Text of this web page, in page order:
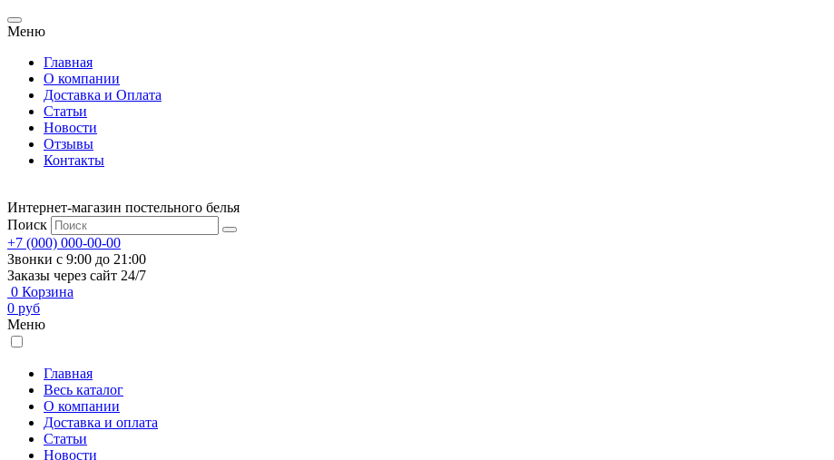
Меню
Главная
О компании
Доставка и Оплата
Статьи
Новости
Отзывы
Контакты
Интернет-магазин постельного белья
Поиск
+7 (000) 000-00-00
Звонки с 9:00 до 21:00
Заказы через сайт 24/7
0 Корзина
0 руб
Меню
Главная
Весь каталог
О компании
Доставка и оплата
Статьи
Новости